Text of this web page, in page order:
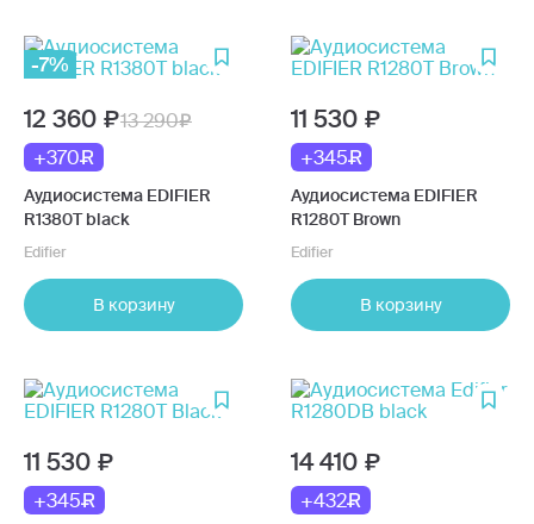
-7%
12 360
13 290
+370
Аудиосистема EDIFIER
R1380T black
Edifier
В корзину
11 530
+345
Аудиосистема EDIFIER
R1280T Brown
Edifier
В корзину
11 530
+345
14 410
+432